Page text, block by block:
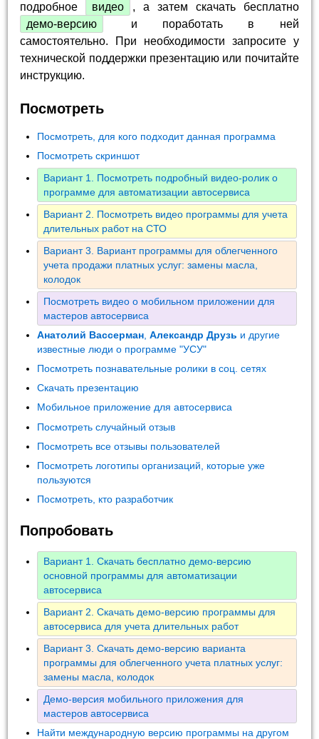
подробное
видео
, а затем скачать бесплатно
демо-версию
и поработать в ней
самостоятельно. При необходимости запросите у
технической поддержки презентацию или почитайте
инструкцию.
Посмотреть
Посмотреть, для кого подходит данная программа
Посмотреть скриншот
Вариант 1. Посмотреть подробный видео-ролик о
программе для автоматизации автосервиса
Вариант 2. Посмотреть видео программы для учета
длительных работ на СТО
Вариант 3. Вариант программы для облегченного
учета продажи платных услуг: замены масла,
колодок
Посмотреть видео о мобильном приложении для
мастеров автосервиса
Анатолий Вассерман ,Александр Друзь и другие
известные люди о программе "УСУ"
Посмотреть познавательные ролики в соц. сетях
Скачать презентацию
Мобильное приложение для автосервиса
Посмотреть случайный отзыв
Посмотреть все отзывы пользователей
Посмотреть логотипы организаций, которые уже
пользуются
Посмотреть, кто разработчик
Попробовать
Вариант 1. Скачать бесплатно демо-версию
основной программы для автоматизации
автосервиса
Вариант 2. Скачать демо-версию программы для
автосервиса для учета длительных работ
Вариант 3. Скачать демо-версию варианта
программы для облегченного учета платных услуг:
замены масла, колодок
Демо-версия мобильного приложения для
мастеров автосервиса
Найти международную версию программы на другом